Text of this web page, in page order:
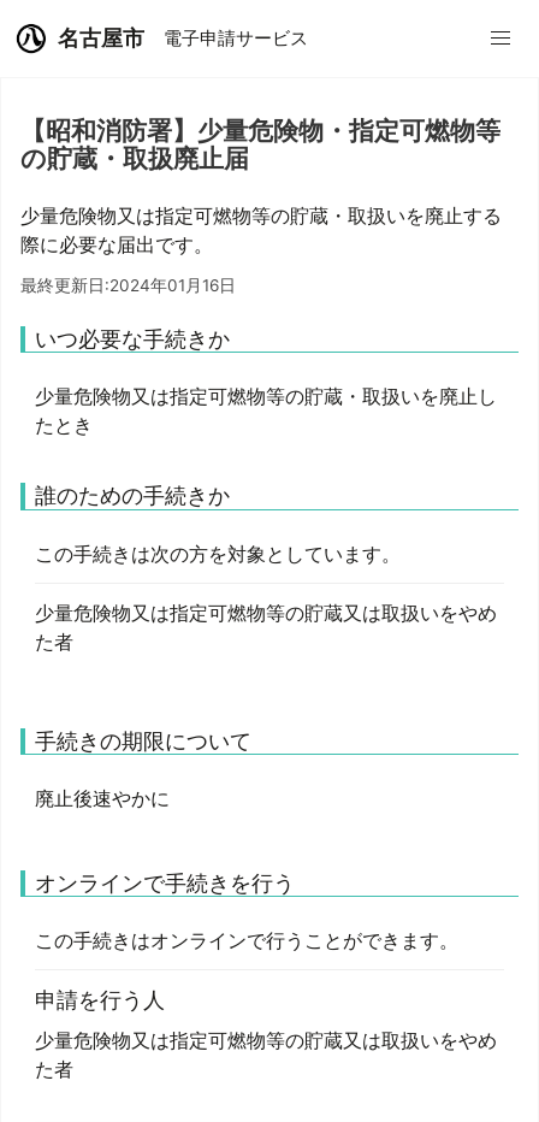
名古屋市 電子申請サービス
【昭和消防署】少量危険物・指定可燃物等
の貯蔵・取扱廃止届
少量危険物又は指定可燃物等の貯蔵・取扱いを廃止する
際に必要な届出です。
最終更新日:2024年01月16日
いつ必要な手続きか
少量危険物又は指定可燃物等の貯蔵・取扱いを廃止し
たとき
誰のための手続きか
この手続きは次の方を対象としています。
少量危険物又は指定可燃物等の貯蔵又は取扱いをやめ
た者
手続きの期限について
廃止後速やかに
オンラインで手続きを行う
この手続きはオンラインで行うことができます。
申請を行う人
少量危険物又は指定可燃物等の貯蔵又は取扱いをやめ
た者